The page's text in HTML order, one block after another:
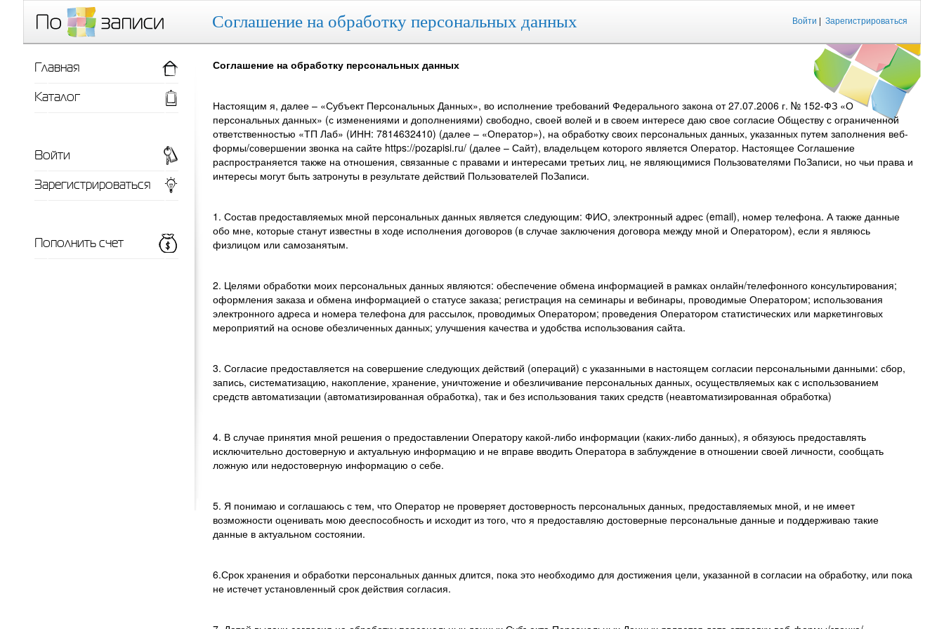
Войти | Зарегистрироваться
Соглашение на обработку персональных данных
Соглашение на обработку персональных данных
Настоящим я, далее – «Субъект Персональных Данных», во исполнение требований Федерального закона от 27.07.2006 г. № 152-ФЗ «О
персональных данных» (с изменениями и дополнениями) свободно, своей волей и в своем интересе даю свое согласие Обществу с ограниченной
ответственностью «ТП Лаб» (ИНН: 7814632410) (далее – «Оператор»), на обработку своих персональных данных, указанных путем заполнения веб-
формы/совершении звонка на сайте https://pozapisi.ru/ (далее – Сайт), владельцем которого является Оператор. Настоящее Соглашение
распространяется также на отношения, связанные с правами и интересами третьих лиц, не являющимися Пользователями ПоЗаписи, но чьи права и
интересы могут быть затронуты в результате действий Пользователей ПоЗаписи.
1. Состав предоставляемых мной персональных данных является следующим: ФИО, электронный адрес (email), номер телефона. А также данные
обо мне, которые станут известны в ходе исполнения договоров (в случае заключения договора между мной и Оператором), если я являюсь
физлицом или самозанятым.
2. Целями обработки моих персональных данных являются: обеспечение обмена информацией в рамках онлайн/телефонного консультирования;
оформления заказа и обмена информацией о статусе заказа; регистрация на семинары и вебинары, проводимые Оператором; использования
электронного адреса и номера телефона для рассылок, проводимых Оператором; проведения Оператором статистических или маркетинговых
мероприятий на основе обезличенных данных; улучшения качества и удобства использования сайта.
3. Согласие предоставляется на совершение следующих действий (операций) с указанными в настоящем согласии персональными данными: сбор,
запись, систематизацию, накопление, хранение, уничтожение и обезличивание персональных данных, осуществляемых как с использованием
средств автоматизации (автоматизированная обработка), так и без использования таких средств (неавтоматизированная обработка)
4. В случае принятия мной решения о предоставлении Оператору какой-либо информации (каких-либо данных), я обязуюсь предоставлять
исключительно достоверную и актуальную информацию и не вправе вводить Оператора в заблуждение в отношении своей личности, сообщать
ложную или недостоверную информацию о себе.
5. Я понимаю и соглашаюсь с тем, что Оператор не проверяет достоверность персональных данных, предоставляемых мной, и не имеет
возможности оценивать мою дееспособность и исходит из того, что я предоставляю достоверные персональные данные и поддерживаю такие
данные в актуальном состоянии.
6.Срок хранения и обработки персональных данных длится, пока это необходимо для достижения цели, указанной в согласии на обработку, или пока
не истечет установленный срок действия согласия.
Главная
Каталог
Войти
Зарегистрироваться
Пополнить счет